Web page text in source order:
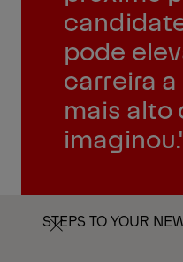
pode
carreira
mais alto
STEPS TO YOUR